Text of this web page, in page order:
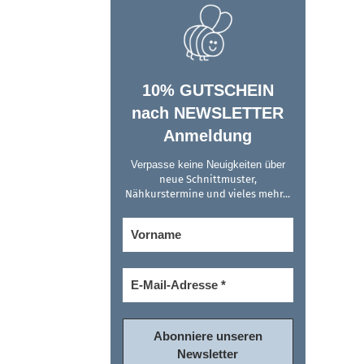
10% GUTSCHEIN
nach NEWSLETTER
Anmeldung
Verpasse keine Neuigkeiten über
neue Schnittmuster,
Nähkurstermine und vieles mehr...